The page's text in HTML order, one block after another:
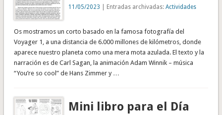
11/05/2023 | Entradas archivadas:Actividades
Os mostramos un corto basado en la famosa fotografía del
Voyager 1, a una distancia de 6.000 millones de kilómetros, donde
aparece nuestro planeta como una mera mota azulada. El texto y la
narración es de Carl Sagan, la animación Adam Winnik – música
“You’re so cool” de Hans Zimmer y …
Mini libro para el Día